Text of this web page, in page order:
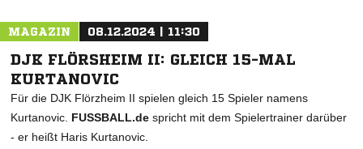
MAGAZIN 08.12.2024 | 11:30
DJK FLÖRSHEIM II: GLEICH 15-MAL
KURTANOVIC
Für die DJK Flörzheim II spielen gleich 15 Spieler namens
Kurtanovic. FUSSBALL.de spricht mit dem Spielertrainer darüber
- er heißt Haris Kurtanovic.